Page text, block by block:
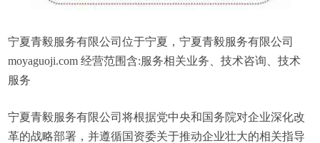
宁夏青毅服务有限公司位于宁夏，宁夏青毅服务有限公司
moyaguoji.com 经营范围含:服务相关业务、技术咨询、技术
服务
宁夏青毅服务有限公司将根据党中央和国务院对企业深化改
革的战略部署，并遵循国资委关于推动企业壮大的相关指导